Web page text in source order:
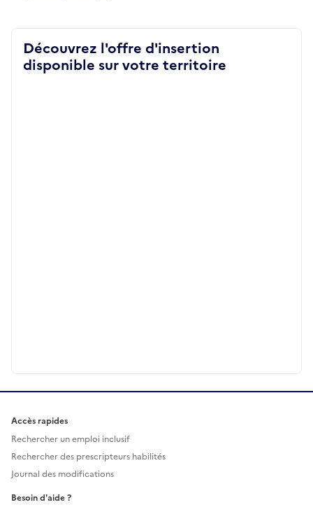
Découvrez l'offre d'insertion
disponible sur votre territoire
Accès rapides
Rechercher un emploi inclusif
Rechercher des prescripteurs habilités
Journal des modifications
Besoin d'aide ?